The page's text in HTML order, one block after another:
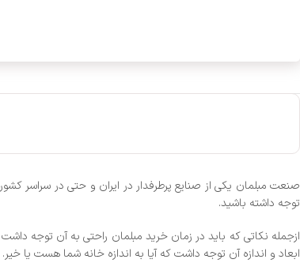
صنعت مبلمان یکی از صنایع پرطرفدار در ایران و حتی در سراسر
توجه داشته باشید.
ازجمله نکاتی که باید در زمان خرید مبلمان راحتی به آن توجه
ابعاد و اندازه آن توجه داشت که آیا به اندازه خانه شما هست یا